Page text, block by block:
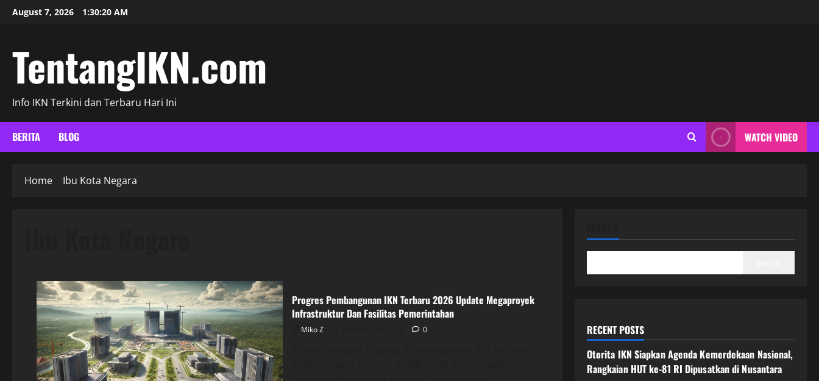
SkipAugust 7, 2026 1:30:20 AM
TentangIKN.com
Info IKN Terkini dan Terbaru Hari Ini
BERITA BLOG WATCH VIDEO
Home Ibu Kota Negara
Progres Pembangunan IKN Terbaru 2026 Update Megaproyek
Infrastruktur Dan Fasilitas Pemerintahan
Miko Z 0
RECENT POSTS
Otorita IKN Siapkan Agenda Kemerdekaan Nasional,
Rangkaian HUT ke-81 RI Dipusatkan di Nusantara